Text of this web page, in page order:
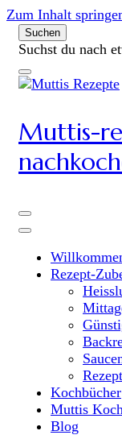
Zum Inhalt
Suchen
Suchen
nach:
Suchst du nach
Muttis-
Rezept-
Kochbücher
Muttis
Blog